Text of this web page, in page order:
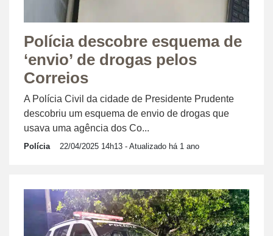
Polícia descobre esquema de
‘envio’ de drogas pelos
Correios
A Polícia Civil da cidade de Presidente Prudente
descobriu um esquema de envio de drogas que
usava uma agência dos Co...
Polícia 22/04/2025 14h13 - Atualizado há 1 ano